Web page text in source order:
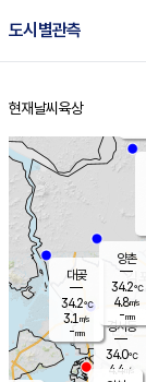
도시별관측
홈
현재날씨 육상
경서동
34.0℃
4.4 m/s
대곶
34.2℃
3.1 m/s
-mm
양촌
34.2℃
4.8m/s
-mm